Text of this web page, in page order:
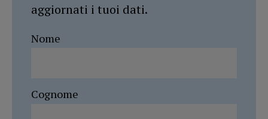
aggiornati i tuoi dati.
Nome
Cognome